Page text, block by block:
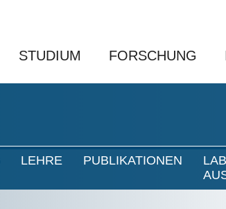
STUDIUM FORSCHUNG
LEHRE PUBLIKATIONEN